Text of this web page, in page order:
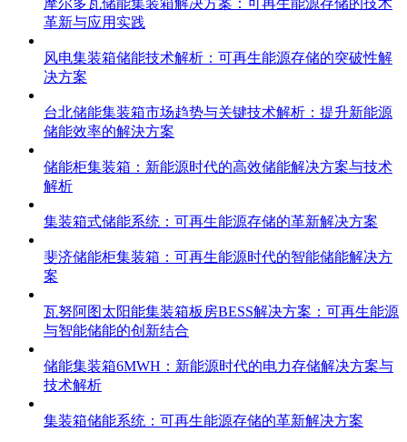
摩尔多瓦储能集装箱解决方案：可再生能源存储的技术
革新与应用实践
风电集装箱储能技术解析：可再生能源存储的突破性解
决方案
台北储能集装箱市场趋势与关键技术解析：提升新能源
储能效率的解決方案
储能柜集装箱：新能源时代的高效储能解决方案与技术
解析
集装箱式储能系统：可再生能源存储的革新解决方案
斐济储能柜集装箱：可再生能源时代的智能储能解决方
案
瓦努阿图太阳能集装箱板房BESS解决方案：可再生能源
与智能储能的创新结合
储能集装箱6MWH：新能源时代的电力存储解决方案与
技术解析
集装箱储能系统：可再生能源存储的革新解决方案